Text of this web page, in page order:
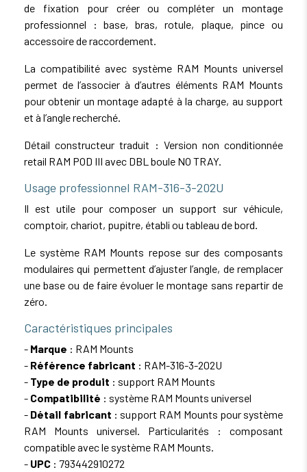
de fixation pour créer ou compléter un montage
professionnel : base, bras, rotule, plaque, pince ou
accessoire de raccordement.
La compatibilité avec système RAM Mounts universel
permet de l’associer à d’autres éléments RAM Mounts
pour obtenir un montage adapté à la charge, au support
et à l’angle recherché.
Détail constructeur traduit : Version non conditionnée
retail RAM POD III avec DBL boule NO TRAY.
Usage professionnel RAM-316-3-202U
Il est utile pour composer un support sur véhicule,
comptoir, chariot, pupitre, établi ou tableau de bord.
Le système RAM Mounts repose sur des composants
modulaires qui permettent d’ajuster l’angle, de remplacer
une base ou de faire évoluer le montage sans repartir de
zéro.
Caractéristiques principales
- Marque : RAM Mounts
- Référence fabricant : RAM-316-3-202U
- Type de produit : support RAM Mounts
- Compatibilité : système RAM Mounts universel
- Détail fabricant : support RAM Mounts pour système
RAM Mounts universel. Particularités : composant
compatible avec le système RAM Mounts.
- UPC : 793442910272